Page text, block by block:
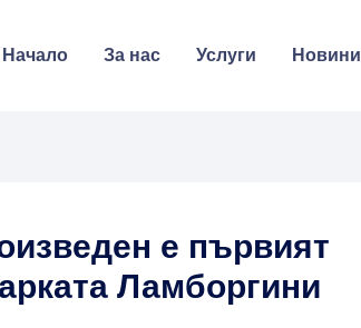
Начало За нас Услуги Новини
е първият
Ламборгини